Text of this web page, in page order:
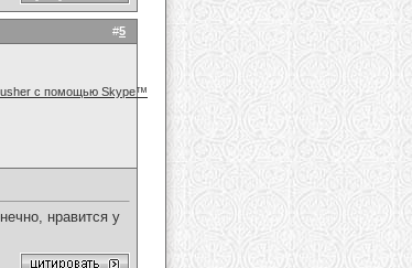
#5
нравится у